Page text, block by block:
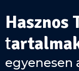
róla!
Miben
Hasznos
t
egyenesen